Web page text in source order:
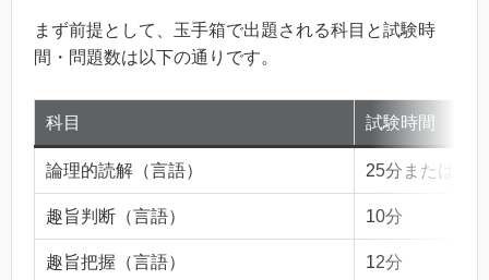
まず前提として、玉手箱で出題される科目と試験時
間・問題数は以下の通りです。
科目 試験時間
論理的読解（言語） 25分または15
趣旨判断（言語） 10分
趣旨把握（言語） 12分